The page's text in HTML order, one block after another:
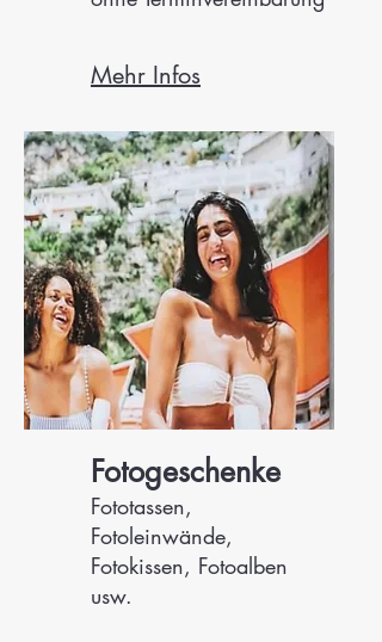
Mehr Infos
Fotogeschenke
Fototassen,
Fotoleinwände,
Fotokissen, Fotoalben
usw.